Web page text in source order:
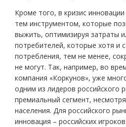
Кроме того, в кризис
тем инструментом, которые
выжить, оптимизируя затраты
потребителей, которые хотя и
потребления, тем не менее,
не могут. Так, например, во
компания «Коркунов», уже
одним из лидеров российского
премиальный сегмент,
населения. Для российского
инновация – российских